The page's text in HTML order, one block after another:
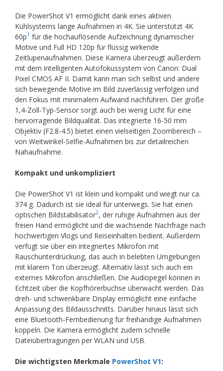
Die PowerShot V1 ermöglicht dank eines aktiven
Kühlsystems lange Aufnahmen in 4K. Sie unterstützt 4K
60p1 für die hochauflösende Aufzeichnung dynamischer
Motive und Full HD 120p für flüssig wirkende
Zeitlupenaufnahmen. Diese Kamera überzeugt außerdem
mit dem intelligenten Autofokussystem von Canon: Dual
Pixel CMOS AF II. Damit kann man sich selbst und andere
sich bewegende Motive im Bild zuverlässig verfolgen und
den Fokus mit minimalem Aufwand nachführen. Der große
1,4-Zoll-Typ-Sensor sorgt auch bei wenig Licht für eine
hervorragende Bildqualität. Das integrierte 16-50 mm
Objektiv (F2.8-4.5) bietet einen vielseitigen Zoombereich –
von Weitwinkel-Selfie-Aufnahmen bis zur detailreichen
Nahaufnahme.
Kompakt und unkompliziert
Die PowerShot V1 ist klein und kompakt und wiegt nur ca.
374 g. Dadurch ist sie ideal für unterwegs. Sie hat einen
optischen Bildstabilisator2, der ruhige Aufnahmen aus der
freien Hand ermöglicht und die wachsende Nachfrage nach
hochwertigen Vlogs und Reiseinhalten bedient. Außerdem
verfügt sie über ein integriertes Mikrofon mit
Rauschunterdrückung, das auch in belebten Umgebungen
mit klarem Ton überzeugt. Alternativ lässt sich auch ein
externes Mikrofon anschließen. Die Audiopegel können in
Echtzeit über die Kopfhörerbuchse überwacht werden. Das
dreh- und schwenkbare Display ermöglicht eine einfache
Anpassung des Bildausschnitts. Darüber hinaus lässt sich
eine Bluetooth-Fernbedienung für freihändige Aufnahmen
koppeln. Die Kamera ermöglicht zudem schnelle
Dateiübertragungen per WLAN und USB.
Die wichtigsten Merkmale PowerShot V1: